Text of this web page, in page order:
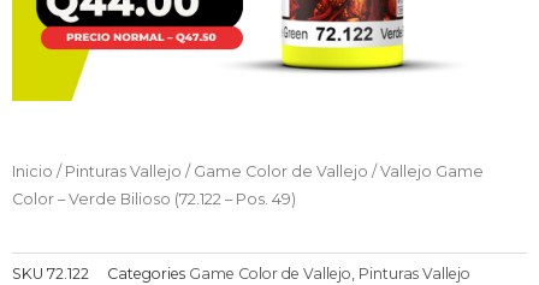
Inicio / Pinturas Vallejo / Game Color de Vallejo / Vallejo Game
Color – Verde Bilioso (72.122 – Pos. 49)
SKU 72.122 Categories Game Color de Vallejo, Pinturas Vallejo